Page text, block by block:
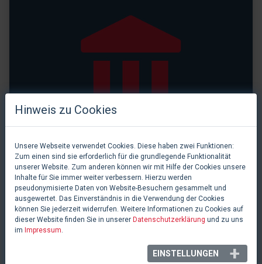
Hinweis zu Cookies
Unsere Webseite verwendet Cookies. Diese haben zwei Funktionen:
Zum einen sind sie erforderlich für die grundlegende Funktionalität
unserer Website. Zum anderen können wir mit Hilfe der Cookies unsere
Inhalte für Sie immer weiter verbessern. Hierzu werden
pseudonymisierte Daten von Website-Besuchern gesammelt und
ausgewertet. Das Einverständnis in die Verwendung der Cookies
können Sie jederzeit widerrufen. Weitere Informationen zu Cookies auf
dieser Website finden Sie in unserer Datenschutzerklärung und zu uns
im Impressum
EINSTELLUNGEN